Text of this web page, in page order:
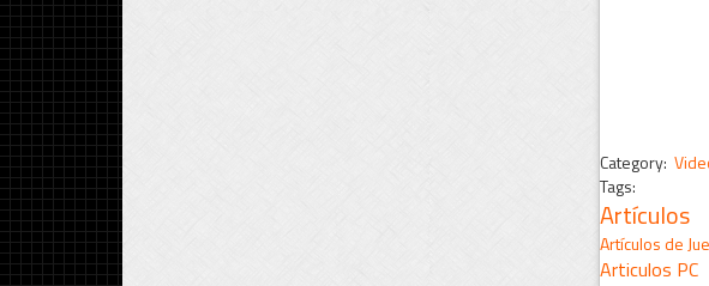
Category:
Tags:
Artículos
Artículos de
Articulos PC